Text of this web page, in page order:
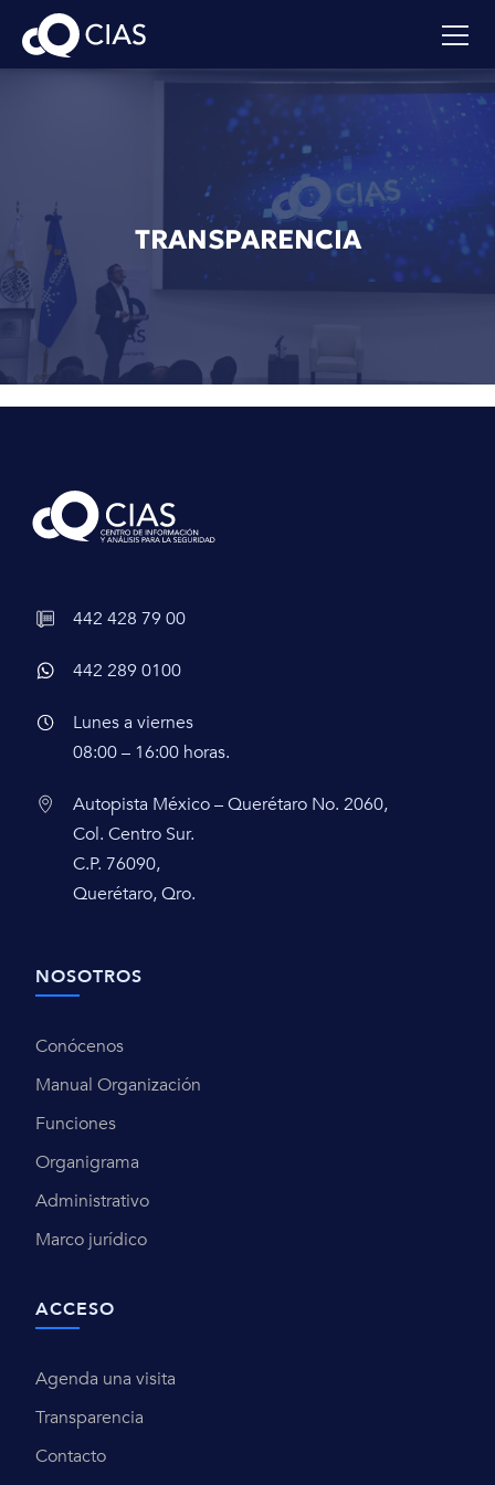
TRANSPARENCIA
442 428 79 00
442 289 0100
Lunes a viernes
08:00 – 16:00 horas.
Autopista México – Querétaro No. 2060,
Col. Centro Sur.
C.P. 76090,
Querétaro, Qro.
NOSOTROS
Conócenos
Manual Organización
Funciones
Organigrama
Administrativo
Marco jurídico
ACCESO
Agenda una visita
Transparencia
Contacto